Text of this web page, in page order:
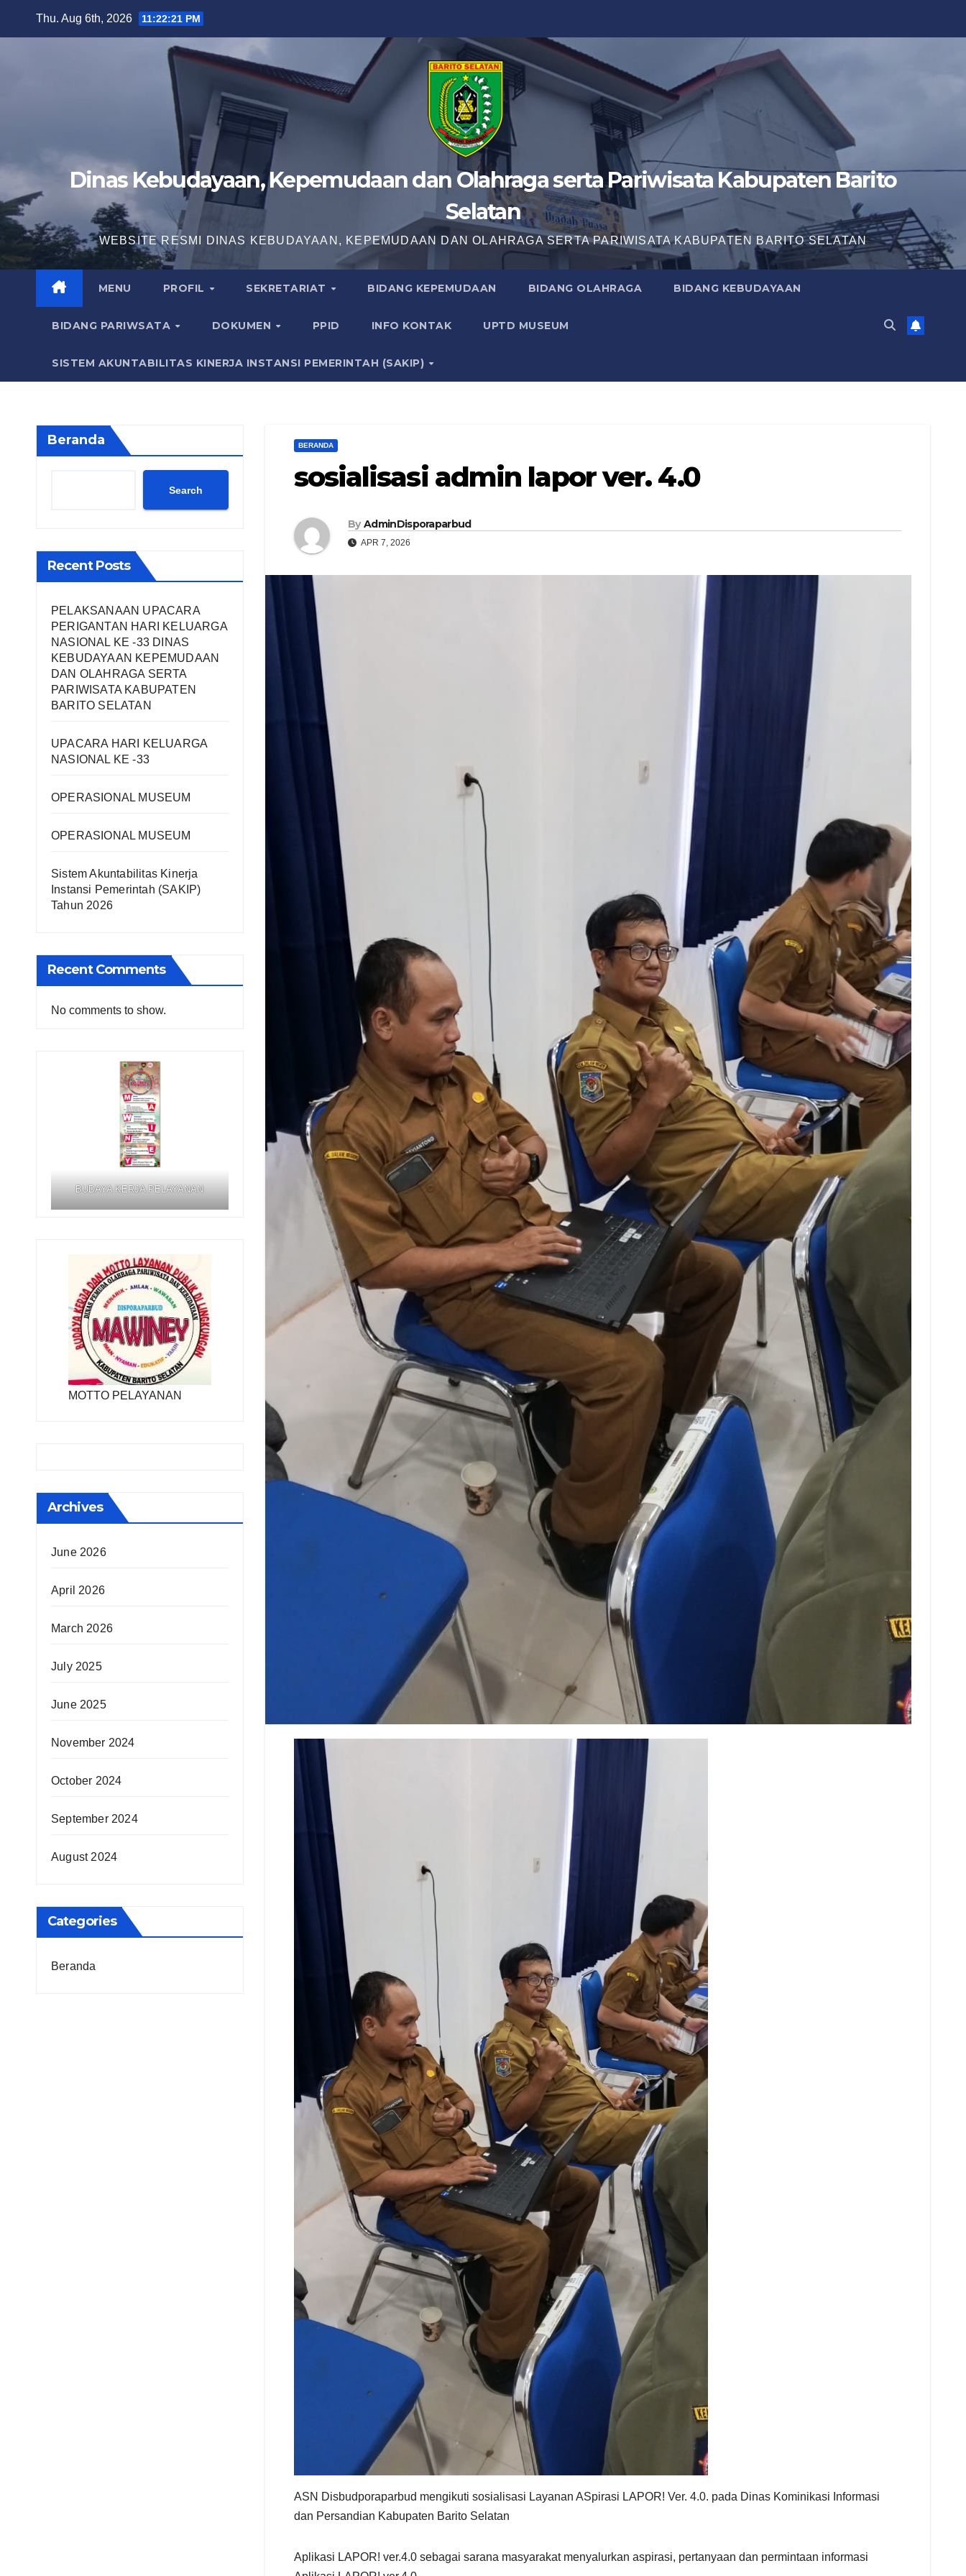
Thu. Aug 6th, 2026 11:22:22 PM
Dinas Kebudayaan, Kepemudaan dan Olahraga serta Pariwisata Kabupaten Barito
Selatan
WEBSITE RESMI DINAS KEBUDAYAAN, KEPEMUDAAN DAN OLAHRAGA SERTA PARIWISATA KABUPATEN BARITO SELATAN
MENU PROFIL SEKRETARIAT BIDANG KEPEMUDAAN BIDANG OLAHRAGA BIDANG KEBUDAYAAN
BIDANG PARIWSATA DOKUMEN PPID INFO KONTAK UPTD MUSEUM
SISTEM AKUNTABILITAS KINERJA INSTANSI PEMERINTAH (SAKIP)
Beranda
Search
Recent Posts
PELAKSANAAN UPACARA
PERIGANTAN HARI KELUARGA
NASIONAL KE -33 DINAS
KEBUDAYAAN KEPEMUDAAN
DAN OLAHRAGA SERTA
PARIWISATA KABUPATEN
BARITO SELATAN
UPACARA HARI KELUARGA
NASIONAL KE -33
OPERASIONAL MUSEUM
OPERASIONAL MUSEUM
Sistem Akuntabilitas Kinerja
Instansi Pemerintah (SAKIP)
Tahun 2026
Recent Comments
No comments to show.
BUDAYA KERJA PELAYANAN
MOTTO PELAYANAN
Archives
June 2026
April 2026
March 2026
July 2025
June 2025
November 2024
October 2024
September 2024
August 2024
Categories
Beranda
BERANDA
sosialisasi admin lapor ver. 4.0
By AdminDisporaparbud
APR 7, 2026
ASN Disbudporaparbud mengikuti sosialisasi Layanan ASpirasi LAPOR! Ver. 4.0. pada Dinas Kominikasi Informasi
dan Persandian Kabupaten Barito Selatan
Aplikasi LAPOR! ver.4.0 sebagai sarana masyarakat menyalurkan aspirasi, pertanyaan dan permintaan informasi